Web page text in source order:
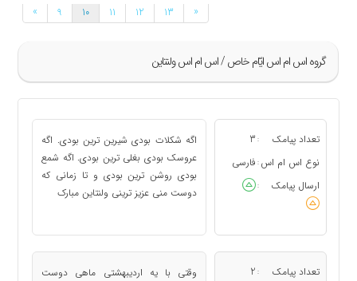
گروه اس ام اس ايّام خاص / اس ام اس ولنتاین
» 9 10 11 12 13 «
تعداد پیامک :
3
نوع اس ام اس : فارسی
ارسال پیامک
:
اگه شکلات بودی شیرین ترین بودی. اگه
عروسک بودی بغلی ترین بودی. اگه شمع
بودی روشن ترین بودی و تا زمانی که
دوست منی عزیز ترینی ولنتاین مبارک
تعداد پیامک :
2
وقتی با یه اردیبهشتی ماهی دوست